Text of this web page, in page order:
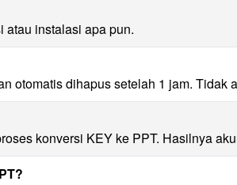
atau instalasi apa pun.
otomatis dihapus setelah 1 jam. Tidak
konversi KEY ke PPT. Hasilnya